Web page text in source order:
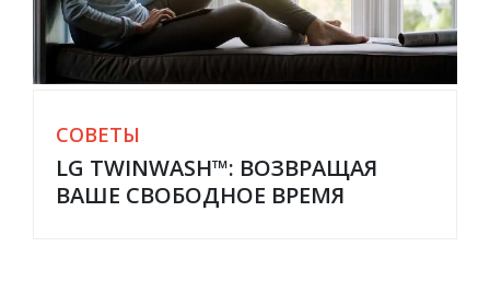
СОВЕТЫ
LG TWINWASH™: ВОЗВРАЩАЯ
ВАШЕ СВОБОДНОЕ ВРЕМЯ